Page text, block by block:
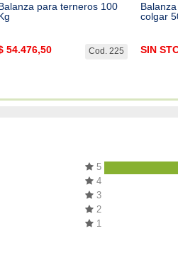
para terneros 100
Cod. 225
54.476,50
colgar
SIN
5
4
3
2
1